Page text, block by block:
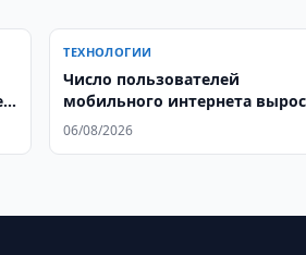
ТЕХНОЛОГИИ
Число пользователей
мобильного интернета
4,3 раза
06/08/2026